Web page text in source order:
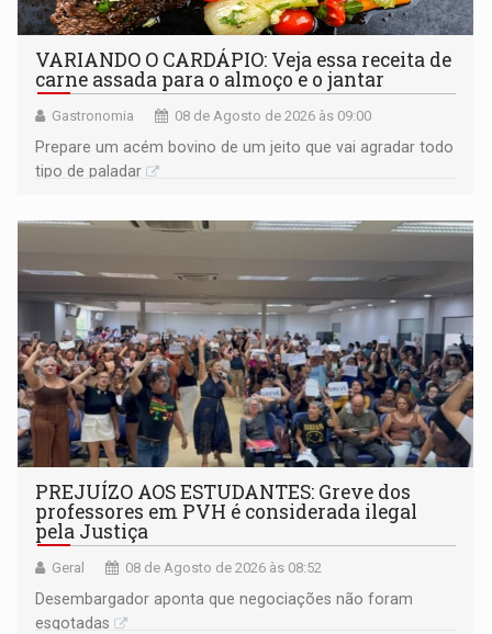
VARIANDO O CARDÁPIO: Veja essa receita de
carne assada para o almoço e o jantar
Gastronomia 08 de Agosto de 2026 às 09:00
Prepare um acém bovino de um jeito que vai agradar todo
tipo de paladar
PREJUÍZO AOS ESTUDANTES: Greve dos
professores em PVH é considerada ilegal
pela Justiça
Geral 08 de Agosto de 2026 às 08:52
Desembargador aponta que negociações não foram
esgotadas